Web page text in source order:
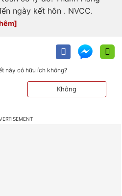
ngày kết hôn . NVCC.
này có hữu ích không?
Không